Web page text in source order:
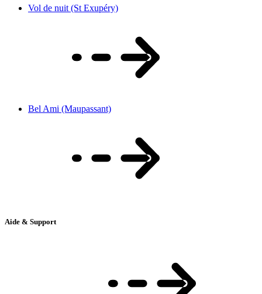
Vol de nuit (St Exupéry)
Bel Ami (Maupassant)
Aide & Support